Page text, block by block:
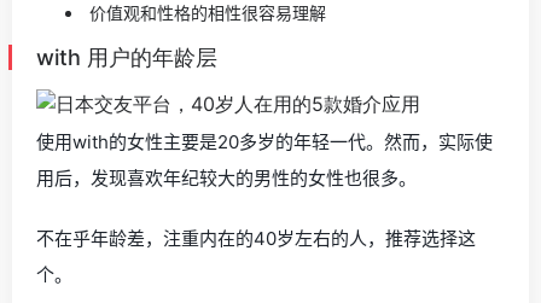
价值观和性格的相性很容易理解
with 用户的年龄层
使用with的女性主要是20多岁的年轻一代。然而，实际使
用后，发现喜欢年纪较大的男性的女性也很多。
不在乎年龄差，注重内在的40岁左右的人，推荐选择这
个。